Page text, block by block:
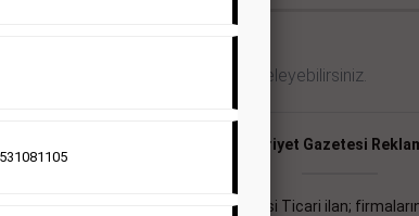
ulaşabilir, ilan örneklerini inceleyebilirsiniz.
(Hürriyet Gazetesi
Hürriyet gazetesi Ticari ilan; firmaların